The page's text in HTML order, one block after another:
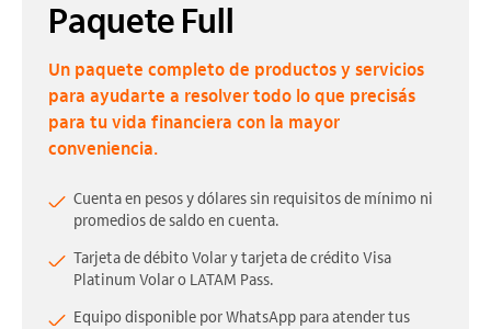
Paquete Full
Un paquete completo de productos y servicios
para ayudarte a resolver todo lo que precisás
para tu vida financiera con la mayor
conveniencia.
Cuenta en pesos y dólares sin requisitos de mínimo ni
promedios de saldo en cuenta.
Tarjeta de débito Volar y tarjeta de crédito Visa
Platinum Volar o LATAM Pass.
Equipo disponible por WhatsApp para atender tus